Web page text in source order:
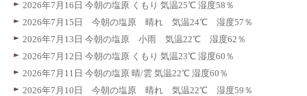
2026年7月16日 今朝の塩原 くもり 気温25℃ 湿度58％
2026年7月15日 今朝の塩原 晴れ 気温24℃ 湿度57％
2026年7月13日 今朝の塩原 小雨 気温22℃ 湿度62％
2026年7月12日 今朝の塩原 くもり 気温23℃ 湿度60％
2026年7月11日 今朝の塩原 晴/雲 気温22℃ 湿度60％
2026年7月10日 今朝の塩原 晴れ 気温22℃ 湿度59％